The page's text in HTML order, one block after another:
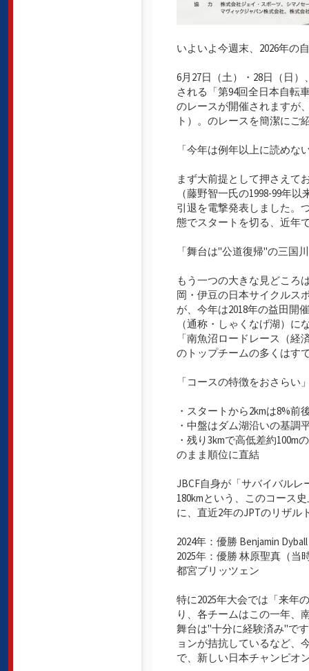
いよいよ今週末、2026年の
6月27日（土）・28日（日
される「第94回全日本自転
のレースが開催されますが
ト）。のレースを簡潔にご
「今年は例年以上に読めな
まず大前提として押さえて
（藤野智一氏の1998-99年
引退を電撃発表しました。
態でスタートを切る、近年
「舞台は"公道復帰"の三国
もう一つの大きな見どころ
岡・伊豆の日本サイクルス
が、今年は2018年の益田開
（通称・しゃくなげ湖）に
「南魚沼ロードレース（
のトップチームの多くはす
「コースの特徴をおさらい
・スタートから2kmは8%前
・中盤はダム湖沿いの基調
・残り3kmで高低差約
のまま順位に直結
JBCF自身が「サバイバル
180kmという、このコース
に、直近2年のJPTのリザル
2024年：優勝 Benjamin
2025年：優勝 林原聖真（
都宮ブリッツェン
特に2025年大会では「来年
り、各チームはこの一年、
舞台は"十分に経験済み"で
ョンが拮抗しているなど、
で、新しい日本チャンピオ